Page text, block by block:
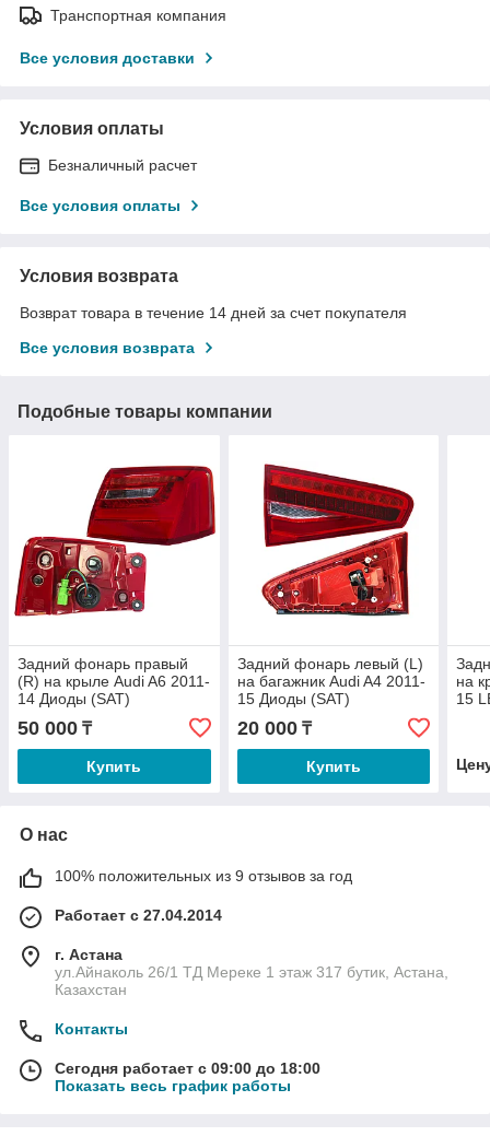
Транспортная компания
Все условия доставки
Условия оплаты
Безналичный расчет
Все условия оплаты
Условия возврата
Возврат товара в течение 14 дней за счет покупателя
Все условия возврата
Подобные товары компании
Задний фонарь правый
(R) на крыле Audi A6 2011-
14 Диоды (SAT)
50 000 ₸
Купить
Задний фонарь левый (L)
на багажник Audi A4 2011-
15 Диоды (SAT)
20 000₸
Купить
на
15
О нас
100% положительных из 9 отзывов за год
Работает с 27.04.2014
г. Астана
ул.Айнаколь 26/1 ТД Мереке 1 этаж 317 бутик, Астана,
Казахстан
Контакты
Сегодня работает с 09:00 до 18:00
Показать весь график работы